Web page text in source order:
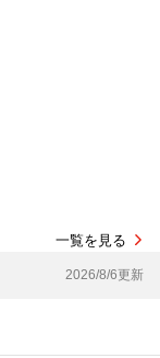
一覧を見る
2026/8/6更新